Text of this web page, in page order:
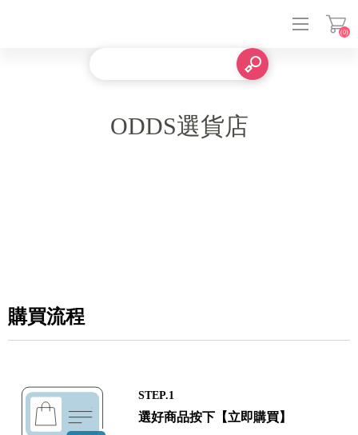
(0)
ODDS選貨店
購買流程
STEP.1
選好商品按下【立即購買】